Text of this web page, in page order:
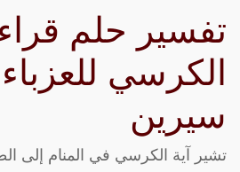
تفسير حلم
الكرسي
سيرين
تشير آية الكرسي في المنام إلى